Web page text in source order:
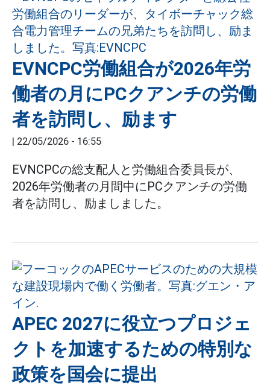
EVNCPC労働組合が2026年労
働者の月にPCクアンチの労働
者を訪問し、励ます
| 22/05/2026 - 16:55
EVNCPCの総支配人と労働組合委員長が、
2026年労働者の月間中にPCクアンチの労働
者を訪問し、励ましました。
APEC 2027に役立つプロジェ
クトを加速するための特別な
政策を国会に提出